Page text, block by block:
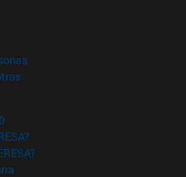
nueva ventana)
(abre en nueva ventana)
(abre en nueva ventana)